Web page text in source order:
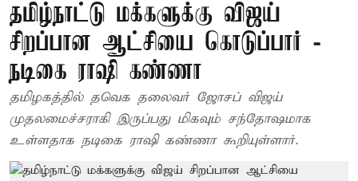
தமிழ்நாட்டு மக்களுக்கு விஜய்
சிறப்பான ஆட்சியை கொடுப்பார் -
நடிகை ராஷி கண்ணா
தமிழகத்தில் தவெக தலைவர் ஜோசப் விஜய்
முதலமைச்சராகி இருப்பது மிகவும் சந்தோஷமாக
உள்ளதாக நடிகை ராஷி கண்ணா கூறியுள்ளார்.